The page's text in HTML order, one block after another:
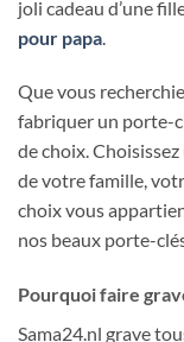
joli cadeau d’une
pour papa
Que vous
fabriquer un porte-
de choix.
de votre famille,
choix vous
nos beaux porte-
Pourquoi faire
Sama24.nl grave